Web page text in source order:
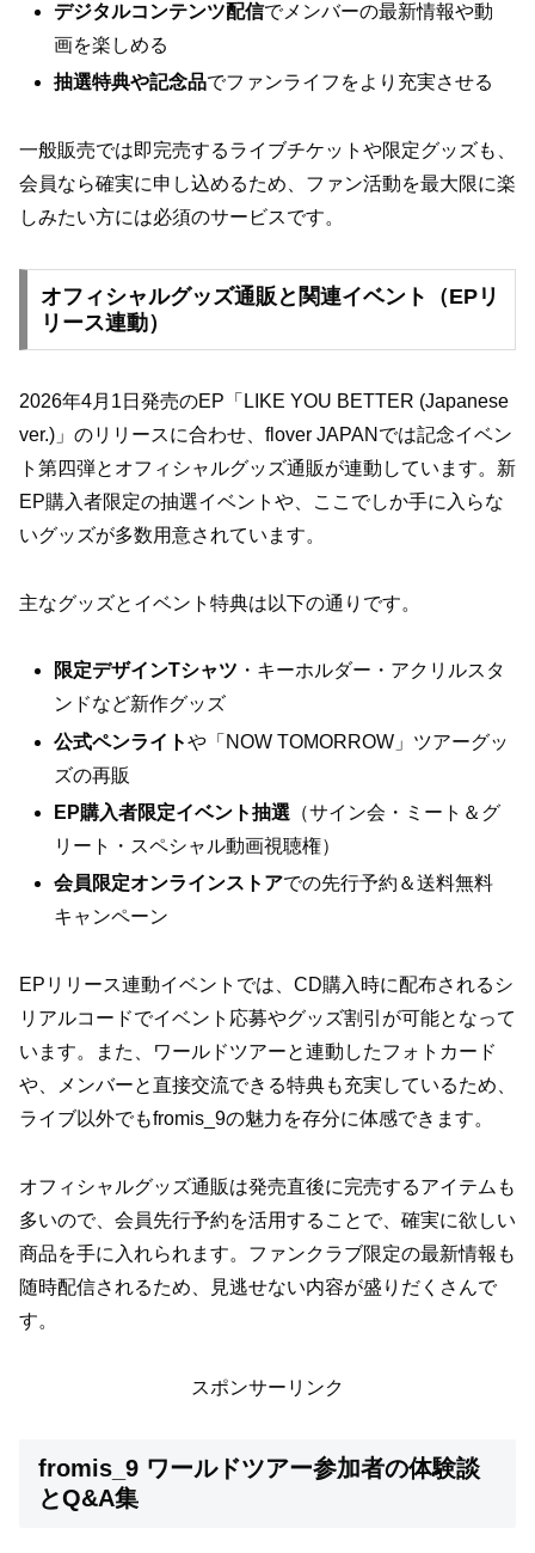
デジタルコンテンツ配信でメンバーの最新情報や動
画を楽しめる
抽選特典や記念品でファンライフをより充実させる
一般販売では即完売するライブチケットや限定グッズも、
会員なら確実に申し込めるため、ファン活動を最大限に楽
しみたい方には必須のサービスです。
オフィシャルグッズ通販と関連イベント（EPリ
リース連動）
2026年4月1日発売のEP「LIKE YOU BETTER (Japanese
ver.)」のリリースに合わせ、flover JAPANでは記念イベン
ト第四弾とオフィシャルグッズ通販が連動しています。新
EP購入者限定の抽選イベントや、ここでしか手に入らな
いグッズが多数用意されています。
主なグッズとイベント特典は以下の通りです。
限定デザインTシャツ ・キーホルダー・アクリルスタ
ンドなど新作グッズ
公式ペンライトや「NOW TOMORROW」ツアーグッ
ズの再販
EP購入者限定イベント抽選 （サイン会・ミート＆グ
リート・スペシャル動画視聴権）
会員限定オンラインストアでの先行予約＆送料無料
キャンペーン
EPリリース連動イベントでは、CD購入時に配布されるシ
リアルコードでイベント応募やグッズ割引が可能となって
います。また、ワールドツアーと連動したフォトカード
や、メンバーと直接交流できる特典も充実しているため、
ライブ以外でもfromis_9の魅力を存分に体感できます。
オフィシャルグッズ通販は発売直後に完売するアイテムも
多いので、会員先行予約を活用することで、確実に欲しい
商品を手に入れられます。ファンクラブ限定の最新情報も
随時配信されるため、見逃せない内容が盛りだくさんで
す。
スポンサーリンク
fromis_9 ワールドツアー参加者の体験談
とQ&A集